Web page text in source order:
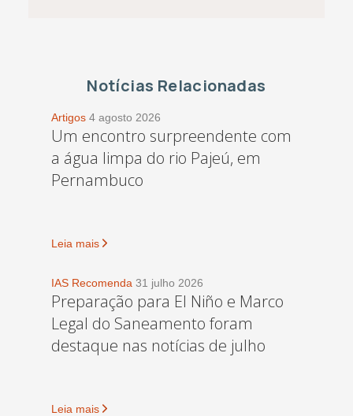
Notícias Relacionadas
Artigos 4 agosto 2026
Um encontro surpreendente com
a água limpa do rio Pajeú, em
Pernambuco
Leia mais
IAS Recomenda 31 julho 2026
Preparação para El Niño e Marco
Legal do Saneamento foram
destaque nas notícias de julho
Leia mais